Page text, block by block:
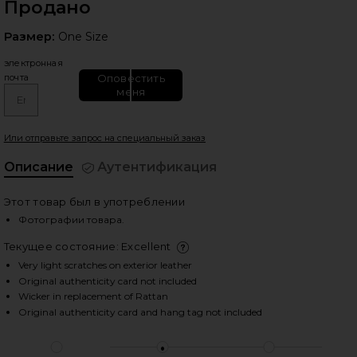
Продано
Размер: Размер:
One Size
электронная
почта
Оповестить
меня
Или отправьте запрос на специальный заказ
Описание Аутентификация
Этот товар был в употреблении
Фотографии товара.
Текущее состояние: Excellent
Very light scratches on exterior leather
Original authenticity card not included
Wicker in replacement of Rattan
Original authenticity card and hang tag not included